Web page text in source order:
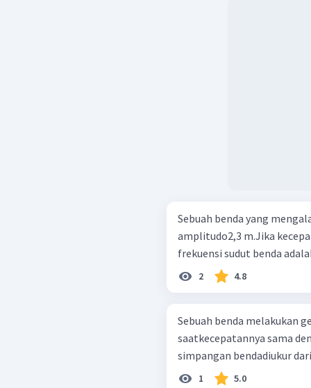
Sebuah benda yang
amplitudo2,3 m.Jika
frekuensi sudut benda
2 4.8
Sebuah benda melakukan
saatkecepatannya sama
simpangan bendadiukur
1 5.0